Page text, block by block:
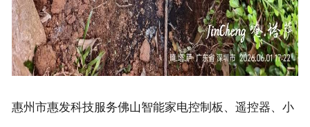
惠州市惠发科技服务佛山智能家电控制板、遥控器、小